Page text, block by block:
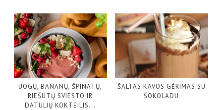
UOGŲ, BANANŲ, ŠPINATŲ,
RIEŠUTŲ SVIESTO IR
DATULIŲ KOKTEILIS...
ŠALTAS KAVOS GĖRIMAS SU
ŠOKOLADU